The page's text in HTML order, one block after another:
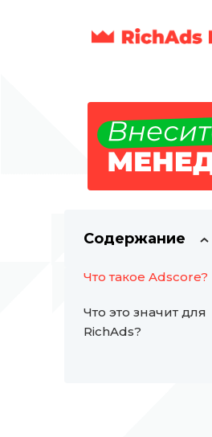
Содержание
Что такое Adscore?
Что это значит для
RichAds?